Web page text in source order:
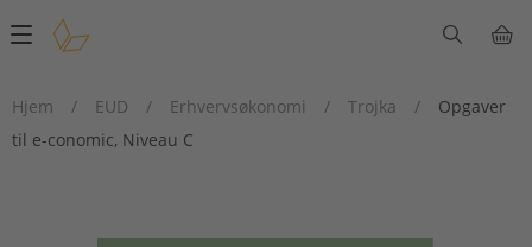
Main
Hjem
/ EUD / Erhvervsøkonomi / Trojka /
Opgaver
til e-conomic, Niveau C